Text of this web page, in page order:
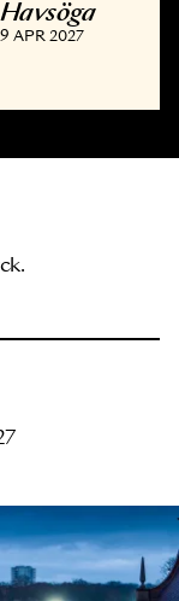
APR 2027